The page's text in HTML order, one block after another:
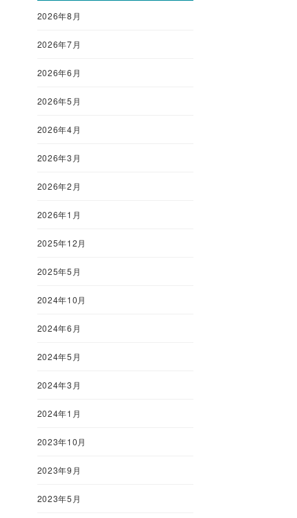
2026年8月
2026年7月
2026年6月
2026年5月
2026年4月
2026年3月
2026年2月
2026年1月
2025年12月
2025年5月
2024年10月
2024年6月
2024年5月
2024年3月
2024年1月
2023年10月
2023年9月
2023年5月